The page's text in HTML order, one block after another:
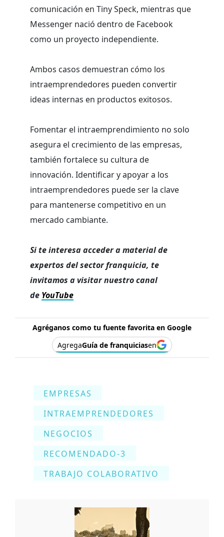
comunicación en Tiny Speck, mientras que
Messenger nació dentro de Facebook
como un proyecto independiente.
Ambos casos demuestran cómo los
intraemprendedores pueden convertir
ideas internas en productos exitosos.
Fomentar el intraemprendimiento no solo
asegura el crecimiento de las empresas,
también fortalece su cultura de
innovación. Identificar y apoyar a los
intraemprendedores puede ser la clave
para mantenerse competitivo en un
mercado cambiante.
Si te interesa acceder a material de
expertos del sector franquicia, te
invitamos a visitar nuestro canal
de YouTube
Agréganos como tu fuente favorita en Google
AgregaGuía de franquiciasen
EMPRESAS
INTRAEMPRENDEDORES
NEGOCIOS
RECOMENDADO-3
TRABAJO COLABORATIVO